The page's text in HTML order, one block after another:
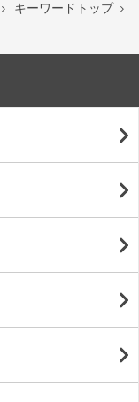
 キーワードトップ 